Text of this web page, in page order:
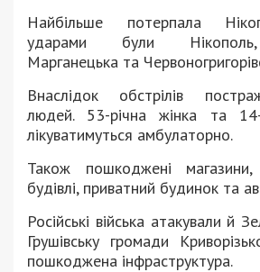
Найбільше потерпала
ударами були
Марганецька та
Внаслідок обстрілів
людей. 53-річна жінка та 14-
лікуватимуться амбулаторно.
Також пошкоджені магазини,
будівлі, приватний будинок та
Російські війська атакували й
Грушівську громади
пошкоджена інфраструктура.